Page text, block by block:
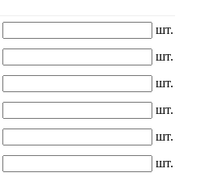
шт.
шт.
шт.
шт.
шт.
шт.